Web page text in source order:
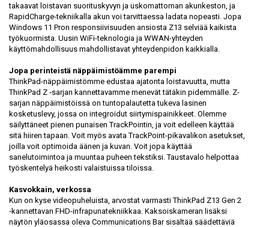
takaavat loistavan suorituskyvyn ja uskomattoman akunkeston, ja
RapidCharge-tekniikalla akun voi tarvittaessa ladata nopeasti. Jopa
Windows 11 Pron responsiivisuuden ansiosta Z13 selviää kaikista
työkuormista. Uusin WiFi-teknologia ja WWAN-yhteyden
käyttömahdollisuus mahdollistavat yhteydenpidon kaikkialla.
Jopa perinteistä näppäimistöämme parempi
ThinkPad-näppäimistömme edustaa ajatonta loistavuutta, mutta
ThinkPad Z ‑sarjan kannettavamme menevät tätäkin pidemmälle. Z-
sarjan näppäimistöissä on tuntopalautetta tukeva lasinen
kosketuslevy, jossa on integroidut siirtymispainikkeet. Olemme
säilyttäneet pienen punaisen TrackPointin, ja voit edelleen käyttää
sitä hiiren tapaan. Voit myös avata TrackPoint-pikavalikon asetukset,
joilla voit optimoida äänen ja kuvan. Voit jopa käyttää
sanelutoimintoa ja muuntaa puheen tekstiksi. Taustavalo helpottaa
työskentelyä heikosti valaistuissa tiloissa.
Kasvokkain, verkossa
Kun on kyse videopuheluista, arvostat varmasti ThinkPad Z13 Gen 2
‑kannettavan FHD-infrapunatekniikkaa. Kaksoiskameran lisäksi
näytön yläosassa oleva Communications Bar sisältää säädettäviä